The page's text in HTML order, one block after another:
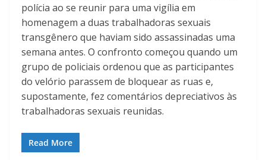
polícia ao se reunir para uma vigília em
homenagem a duas trabalhadoras sexuais
transgênero que haviam sido assassinadas uma
semana antes. O confronto começou quando um
grupo de policiais ordenou que as participantes
do velório parassem de bloquear as ruas e,
supostamente, fez comentários depreciativos às
trabalhadoras sexuais reunidas.
Read More